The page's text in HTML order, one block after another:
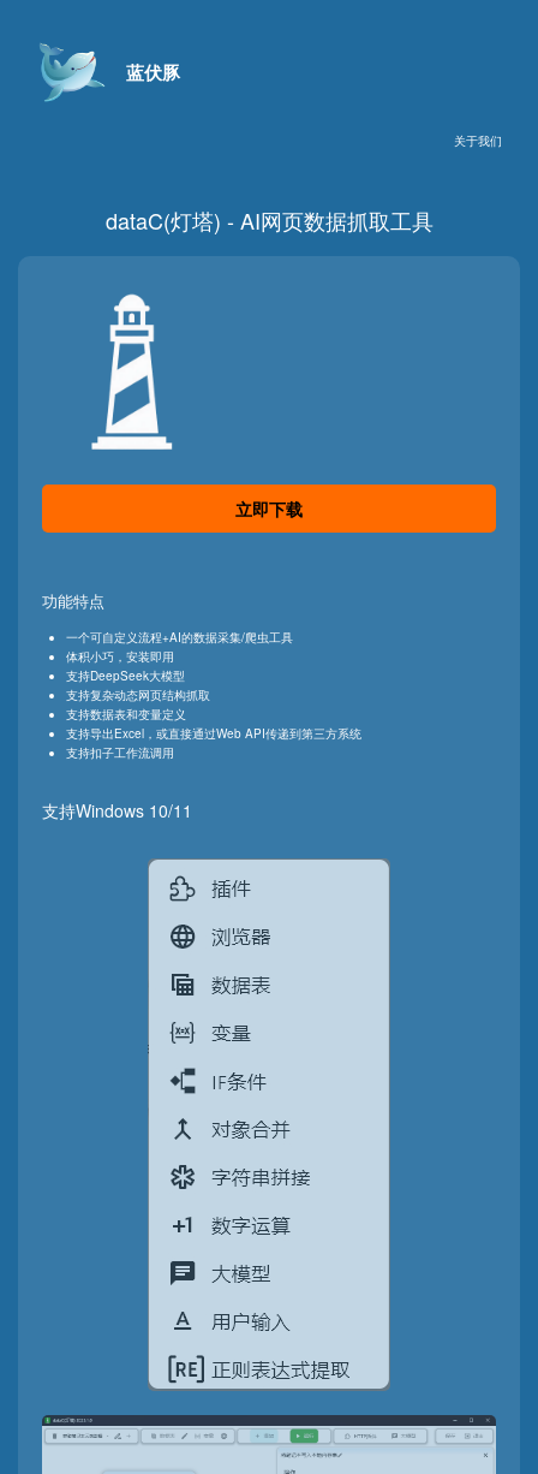
蓝伏豚
关于我们
dataC(灯塔) - AI网页数据抓取工具
立即下载
功能特点
一个可自定义流程+AI的数据采集/爬虫工具
体积小巧，安装即用
支持DeepSeek大模型
支持复杂动态网页结构抓取
支持数据表和变量定义
支持导出Excel，或直接通过Web API传递到第三方系统
支持扣子工作流调用
支持Windows 10/11